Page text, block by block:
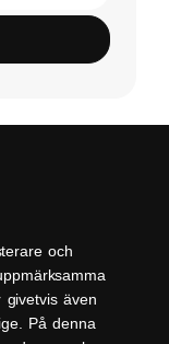
och
även
På denna